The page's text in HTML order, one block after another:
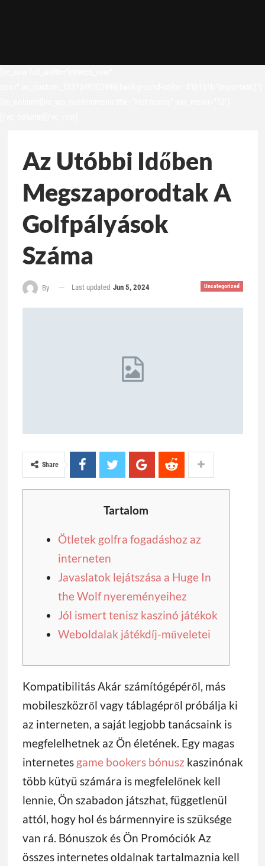
Az Utóbbi Időben
Megszaporodtak A
Golfpályások
Száma
Uncategorized
By Last updated Jun 5, 2024
Share
Tartalom
Ötletek golfra fogadáshoz az
interneten
Javaslatok lejátszása a Huge In
the Wolf nyereményeihez
Jól ismert tenisz kaszinó játékok
Weboldalak játékdíj-műveletei
Kompatibilitás Akár számítógépéről, más
mobileszközről vagy táblagépről próbálja ki
az interneten, a saját legjobb tanácsaink is
megfelelhetnek az Ön életének. Egy magas
internetes game bookers bónusz kaszinónak
több kütyü számára is megfelelőnek kell
lennie, Ön szabadon játszhat, függetlenül
attól, hogy hol és bármennyire is szüksége
van rá. Bónuszok és Ön Promóciók Az
összes internetes oldalnak tartalmaznia kell